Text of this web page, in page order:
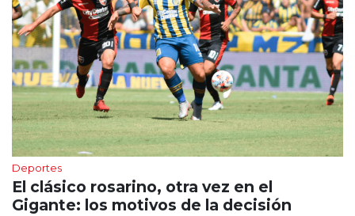
Deportes
El clásico rosarino, otra vez en el
Gigante: los motivos de la decisión